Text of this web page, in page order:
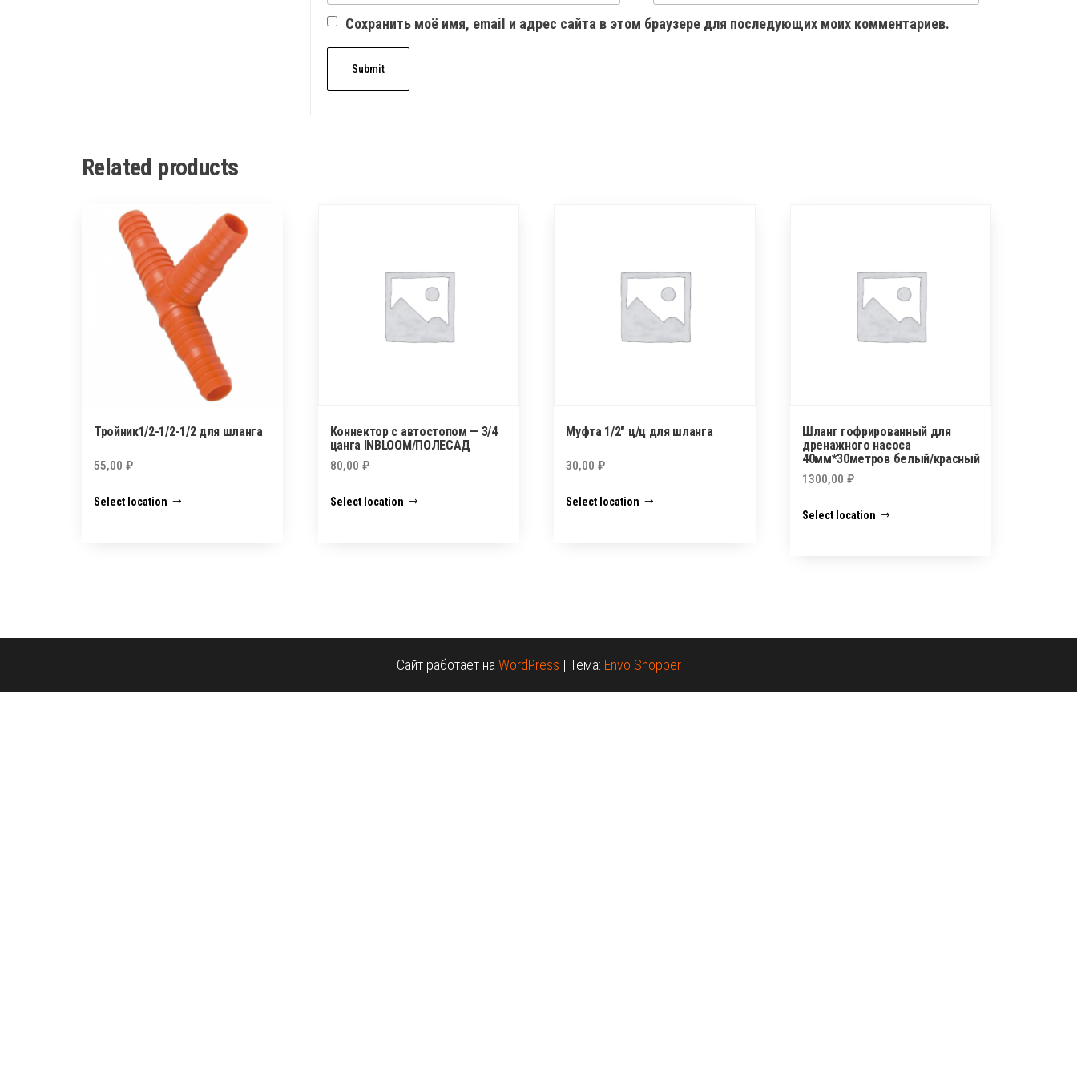
Сохранить моё имя, email и адрес сайта в этом браузере для последующих моих комментариев.
Related products
Тройник1/2-1/2-1/2 для шланга
55,00 ₽
Select location
Коннектор с автостопом — 3/4
цанга INBLOOM/ПОЛЕСАД
80,00 ₽
Select location
Муфта 1/2″ ц/ц для шланга
30,00₽
Select location
Шланг гофрированный для
дренажного насоса
40мм*30метров белый/красный
1300,00₽
Select location
Сайт работает на WordPress | Тема: Envo Shopper